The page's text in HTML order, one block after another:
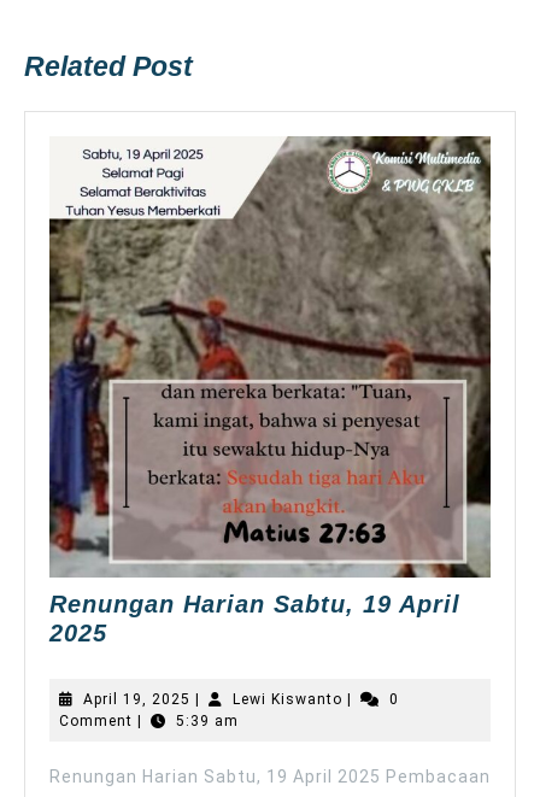
Related Post
Renungan Harian Sabtu, 19 April
2025Renungan
Sabtu,
19
2025
April 19, 2025 April
19,
Lewi Kiswanto Lewi
0
Comment
5:39 am
Renungan Harian Sabtu, 19 April 2025 Pembacaan